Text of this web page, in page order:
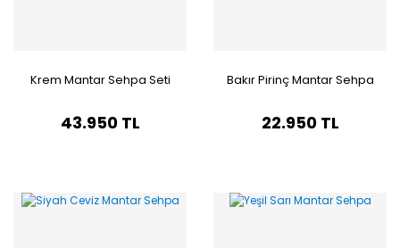
Krem Mantar Sehpa Seti
43.950 TL
Bakır Pirinç Mantar Sehpa
22.950 TL